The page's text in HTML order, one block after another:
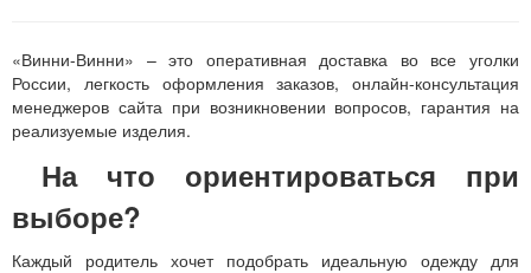
«Винни-Винни» – это оперативная доставка во все уголки
России, легкость оформления заказов, онлайн-консультация
менеджеров сайта при возникновении вопросов, гарантия на
реализуемые изделия.
На что ориентироваться при
выборе?
Каждый родитель хочет подобрать идеальную одежду для